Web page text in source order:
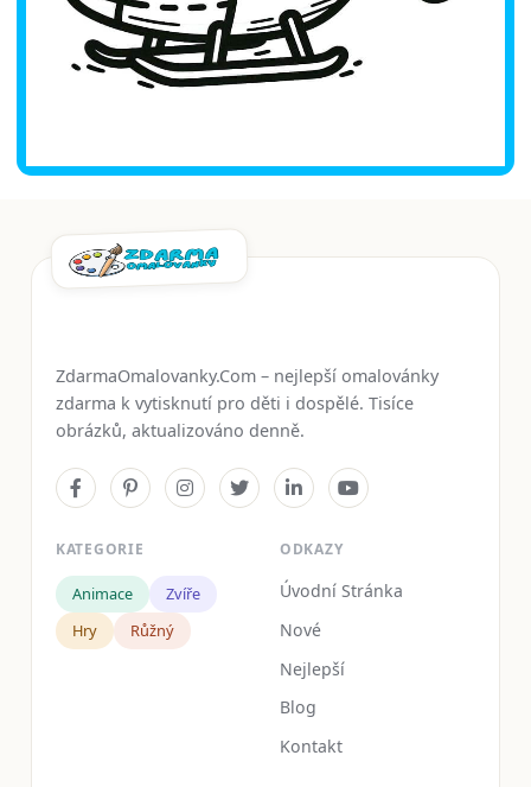
ZdarmaOmalovanky.Com – nejlepší omalovánky
zdarma k vytisknutí pro děti i dospělé. Tisíce
obrázků, aktualizováno denně.
KATEGORIE
Animace
Zvíře
Hry
Růžný
ODKAZY
Úvodní Stránka
Nové
Nejlepší
Blog
Kontakt